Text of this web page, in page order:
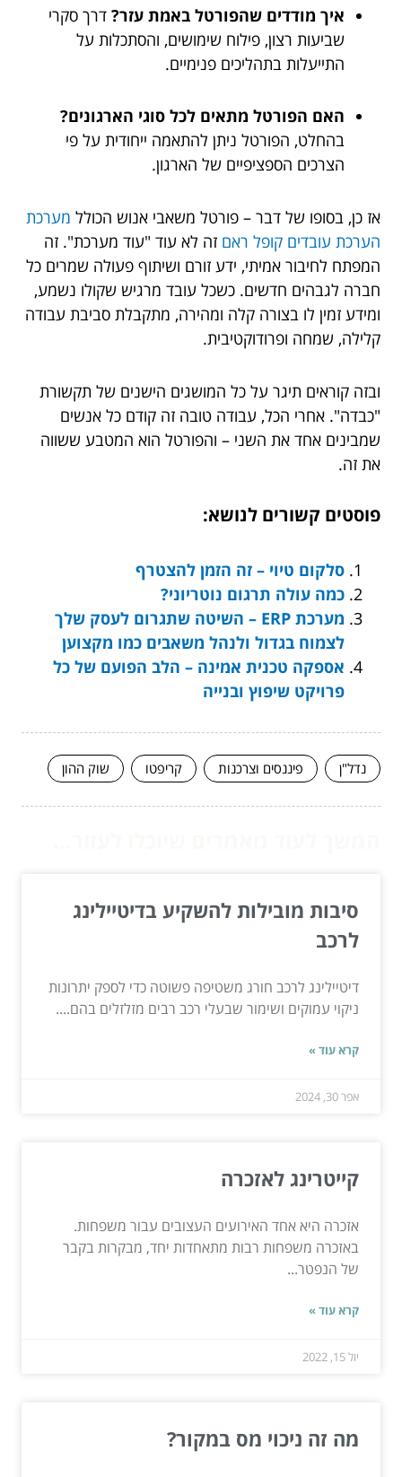
איך מודדים שהפורטל באמת עזר? דרך סקרי
שביעות רצון, פילוח שימושים, והסתכלות על
התייעלות בתהליכים פנימיים.
האם הפורטל מתאים לכל סוגי הארגונים?
בהחלט, הפורטל ניתן להתאמה ייחודית על פי
הצרכים הספציפיים של הארגון.
אז כן, בסופו של דבר – פורטל משאבי אנוש הכולל מערכת
הערכת עובדים קופל ראם זה לא עוד "עוד מערכת". זה
המפתח לחיבור אמיתי, ידע זורם ושיתוף פעולה שמרים כל
חברה לגבהים חדשים. כשכל עובד מרגיש שקולו נשמע,
ומידע זמין לו בצורה קלה ומהירה, מתקבלת סביבת עבודה
קלילה, שמחה ופרודוקטיבית.
ובזה קוראים תיגר על כל המושגים הישנים של תקשורת
"כבדה". אחרי הכל, עבודה טובה זה קודם כל אנשים
שמבינים אחד את השני – והפורטל הוא המטבע ששווה
את זה.
פוסטים קשורים לנושא:
סלקום טיוי – זה הזמן להצטרף
כמה עולה תרגום נוטריוני?
מערכת ERP – השיטה שתגרום לעסק שלך
לצמוח בגדול ולנהל משאבים כמו מקצוען
אספקה טכנית אמינה – הלב הפועם של כל
פרויקט שיפוץ ובנייה
נדל"ן פיננסים וצרכנות קריפטו שוק ההון
סיבות מובילות להשקיע בדיטיילינג
לרכב
דיטיילינג לרכב חורג משטיפה פשוטה כדי לספק יתרונות
ניקוי עמוקים ושימור שבעלי רכב רבים מזלזלים בהם....
קרא עוד »
אפר 30, 2024
קייטרינג לאזכרה
אזכרה היא אחד האירועים העצובים עבור משפחות.
באזכרה משפחות רבות מתאחדות יחד, מבקרות בקבר
של הנפטר...
קרא עוד »
יול 15, 2022
מה זה ניכוי מס במקור?